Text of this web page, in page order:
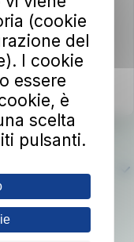
(cookie
del
I cookie
essere
è
scelta
pulsanti.